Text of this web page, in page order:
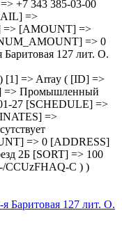
+7 343 385-03-00
=>
=> [AMOUNT] =>
=> 0
Баритовая 127 лит. О.
[1] => Array ( [ID] =>
=> Промышленный
27 [SCHEDULE] =>
=>
=> 0 [ADDRESS]
2Б [SORT] => 100
CCUzFHAQ-C ) )
я Баритовая 127 лит. О.